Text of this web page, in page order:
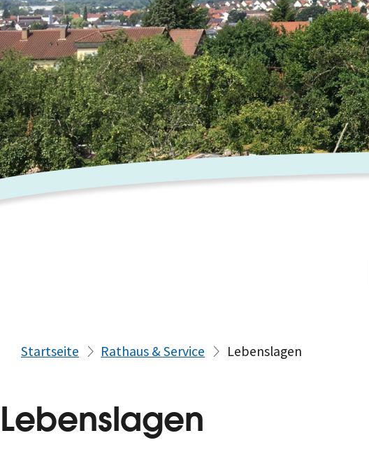
Startseite Rathaus & Service Lebenslagen
Lebenslagen